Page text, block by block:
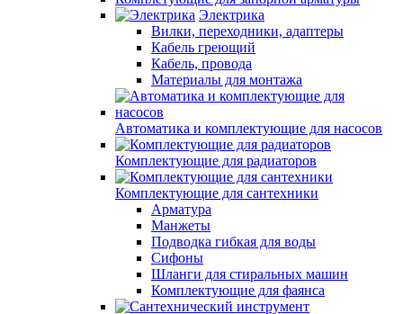
Электрика
Вилки, переходники, адаптеры
Кабель греющий
Кабель, провода
Материалы для монтажа
Автоматика и комплектующие для насосов
Комплектующие для радиаторов
Комплектующие для сантехники
Арматура
Манжеты
Подводка гибкая для воды
Сифоны
Шланги для стиральных машин
Комплектующие для фаянса